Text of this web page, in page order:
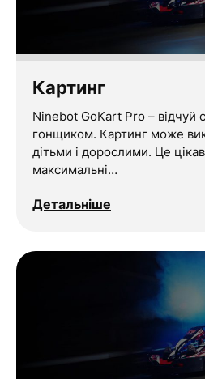
Картинг
Ninebot GoKart Pro – відчуй
гонщиком. Картинг може
дітьми і дорослими. Це
максимальні…
Детальніше